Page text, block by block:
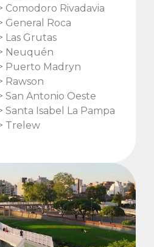
Comodoro Rivadavia
General Roca
Las Grutas
Neuquén
Puerto Madryn
Rawson
San Antonio Oeste
Santa Isabel La Pampa
Trelew